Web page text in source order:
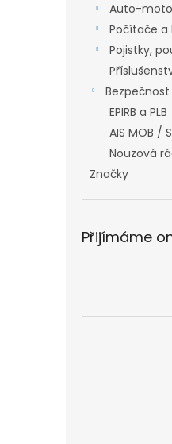
Auto-moto
Počítače a
Pojistky,
EPIRB a PLB
AIS MOB /
Nouzová
Značky
Přijímáme